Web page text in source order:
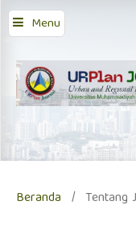
Menu
Beranda / Tentang